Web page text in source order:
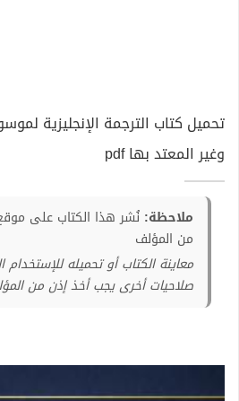
تحميل كتاب الترجمة الإنجليزية
وغير المعتد بها pdf
ملاحظة: نُشر هذا الكتاب على
من المؤلف
معاينة الكتاب أو تحميله
صلاحيات أخرى يجب أخذ إذن من